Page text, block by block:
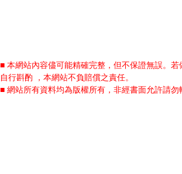
■ 本網站內容儘可能精確完整，但不保證無誤。
自行斟酌 ，本網站不負賠償之責任。
■ 網站所有資料均為版權所有，非經書面允許請勿